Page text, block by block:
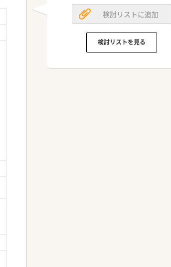
検討リストに追加
検討リストを見る